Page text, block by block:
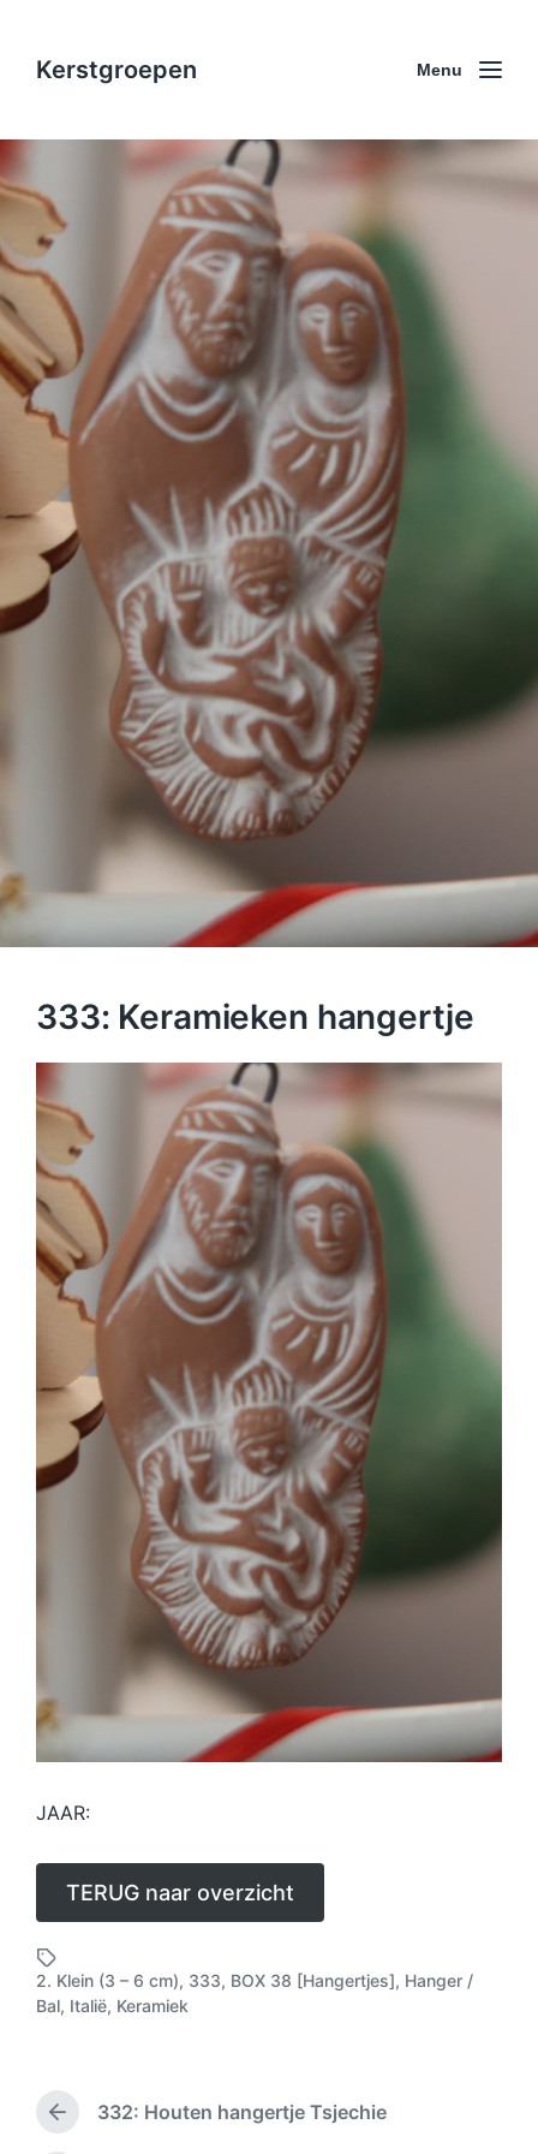
Kerstgroepen Menu
333: Keramieken hangertje
JAAR:
TERUG naar overzicht
G
g
d
2. Klein (3 – 6 cm), 333, BOX 38 [Hangertjes], Hanger /
Bal, Italië, Keramiek
V
o
332: Houten hangertje Tsjechie